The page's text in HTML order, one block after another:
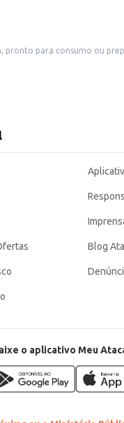
situações, desde o consumo doméstico até a
praticidade e
Blog
o aplicativo Meu